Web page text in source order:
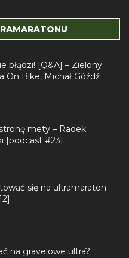
błądzi! [Q&A] – Zielony
On Bike, Michał Góźdź
mety – Radek
[podcast #23]
się na ultramaraton
na gravelowe ultra?